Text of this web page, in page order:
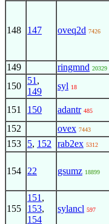
148 147 oveq2d 7426
149 ringmnd 20329
150
51 ,
149
syl 18
151 150 adantr 485
152 ovex 7443
153 5, 152 rab2ex 5312
154 22 gsumz 18899
155
151 ,
153,
154
sylancl 597